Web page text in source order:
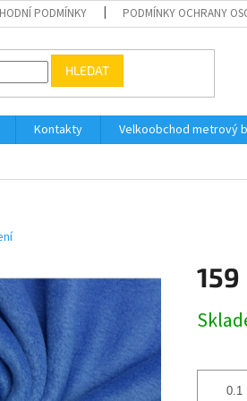
PODMÍNKY PODMÍNKY OCHRANY
HLEDAT
Kontakty Velkoobchod metrový
159
cena: